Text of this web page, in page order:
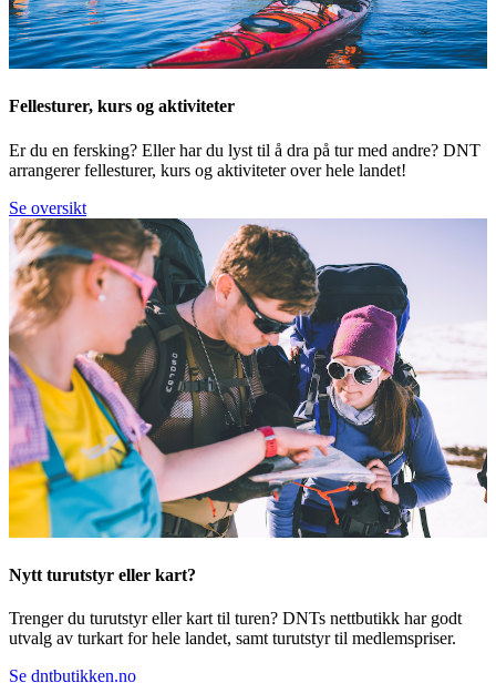
Fellesturer, kurs og aktiviteter
Er du en fersking? Eller har du lyst til å dra på tur med andre? DNT
arrangerer fellesturer, kurs og aktiviteter over hele landet!
Se oversikt
Nytt turutstyr eller kart?
Trenger du turutstyr eller kart til turen? DNTs nettbutikk har godt
utvalg av turkart for hele landet, samt turutstyr til medlemspriser.
Se dntbutikken.no